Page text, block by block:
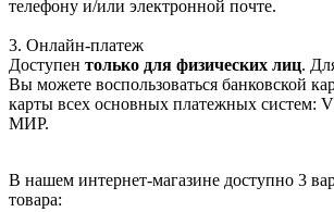
телефону и/или электронной почте.
3. Онлайн-платеж
Доступен только для физических лиц.
Вы можете воспользоваться банковской
карты всех основных платежных систем:
МИР.
В нашем интернет-магазине доступно 3
товара: